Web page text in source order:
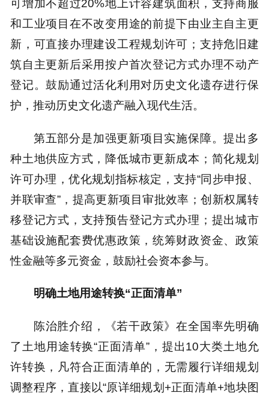
可增加不超过20%地上计容建筑面积，支持商服
和工业项目在不改变用途的前提下由业主自主更
新，可直接办理建设工程规划许可；支持危旧建
筑自主更新后采用按户首次登记方式办理不动产
登记。鼓励通过活化利用对历史文化遗存进行保
护，推动历史文化遗产融入现代生活。
第五部分是加强更新项目实施保障。提出多
种土地供应方式，降低城市更新成本；简化规划
许可办理，优化规划指标核定，支持“同步申报、
并联审查”，提高更新项目审批效率；创新权属转
移登记方式，支持预告登记方式办理；提出城市
基础设施配套费优惠政策，统筹财政资金、政策
性金融等多元资金，鼓励社会资本参与。
明确土地用途转换“正面清单”
陈治胜介绍，《若干政策》在全国率先明确
了土地用途转换“正面清单”，提出10大类土地允
许转换，凡符合正面清单的，无需履行详细规划
调整程序，直接以“原详细规划+正面清单+地块图